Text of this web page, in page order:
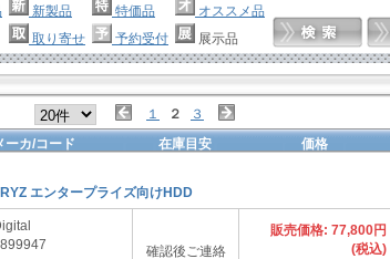
新製品 特価品
オススメ品
取り寄せ 予約受付 展示品
１ ２ ３
ーカ/コード 在庫目安 価格
エンタープライズ向けHDD
確認後ご連絡
販売価格: 77,800円
(税込)